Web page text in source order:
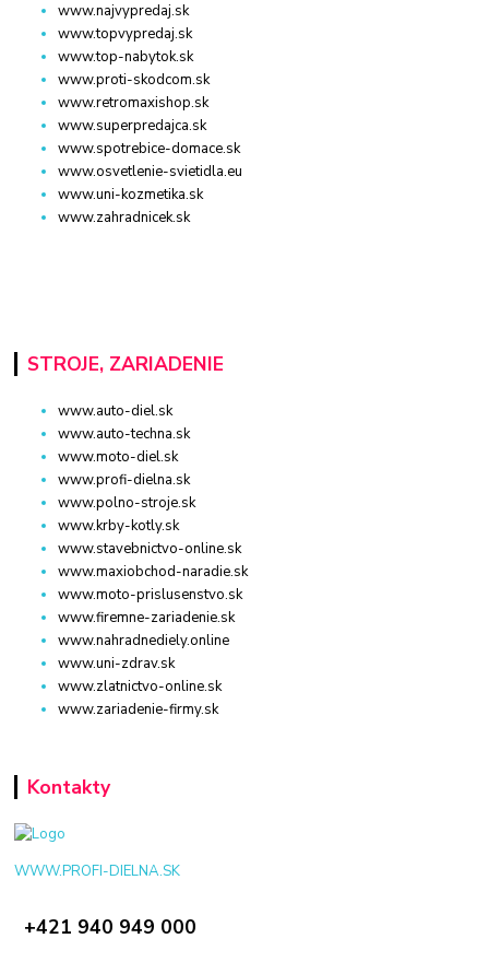
www.najvypredaj.sk
www.topvypredaj.sk
www.top-nabytok.sk
www.proti-skodcom.sk
www.retromaxishop.sk
www.superpredajca.sk
www.spotrebice-domace.sk
www.osvetlenie-svietidla.eu
www.uni-kozmetika.sk
www.zahradnicek.sk
STROJE, ZARIADENIE
www.auto-diel.sk
www.auto-techna.sk
www.moto-diel.sk
www.profi-dielna.sk
www.polno-stroje.sk
www.krby-kotly.sk
www.stavebnictvo-online.sk
www.maxiobchod-naradie.sk
www.moto-prislusenstvo.sk
www.firemne-zariadenie.sk
www.nahradnediely.online
www.uni-zdrav.sk
www.zlatnictvo-online.sk
www.zariadenie-firmy.sk
Kontakty
WWW.PROFI-DIELNA.SK
+421 940 949 000